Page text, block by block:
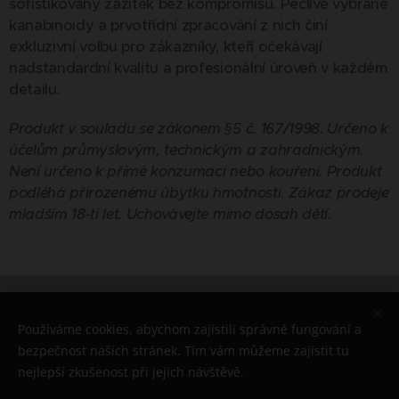
sofistikovaný zážitek bez kompromisů. Pečlivě vybrané
kanabinoidy a prvotřídní zpracování z nich činí
exkluzivní volbu pro zákazníky, kteří očekávají
nadstandardní kvalitu a profesionální úroveň v každém
detailu.
Produkt v souladu se zákonem §5 č. 167/1998. Určeno k
účelům průmyslovým, technickým a zahradnickým.
Není určeno k přímé konzumaci nebo kouření. Produkt
podléhá přirozenému úbytku hmotnosti. Zákaz prodeje
mladším 18-ti let. Uchovávejte mimo dosah dětí.
Cookies
Používáme cookies, abychom zajistili správné fungování a
bezpečnost našich stránek. Tím vám můžeme zajistit tu
nejlepší zkušenost při jejich návštěvě.